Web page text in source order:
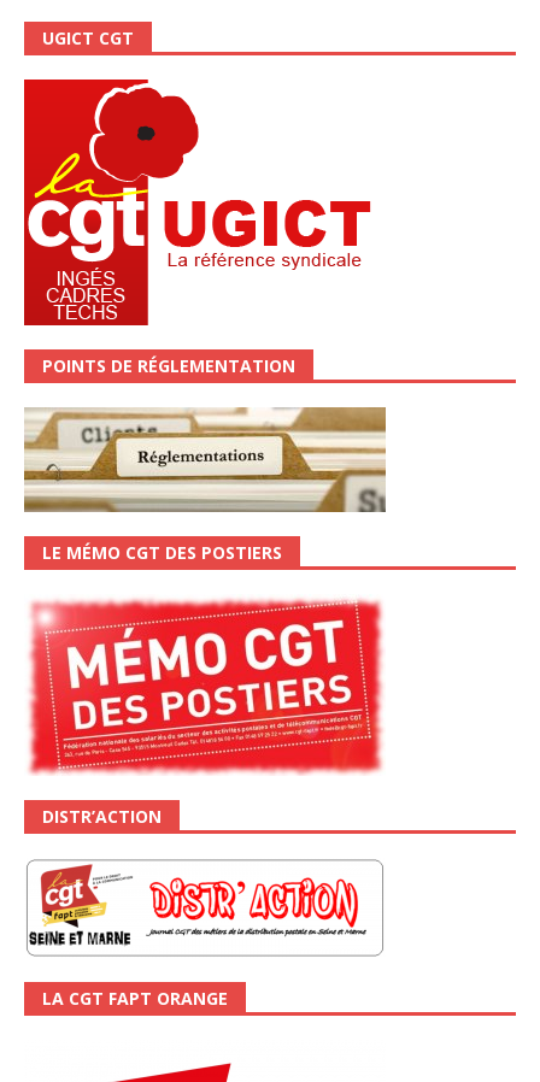
UGICT CGT
POINTS DE RÉGLEMENTATION
LE MÉMO CGT DES POSTIERS
DISTR’ACTION
LA CGT FAPT ORANGE